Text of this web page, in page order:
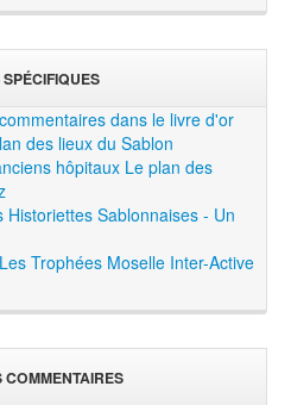
dans le livre d'or
des lieux du Sablon
hôpitaux Le plan des
Historiettes Sablonnaises - Un
Les Trophées Moselle Inter-Active
COMMENTAIRES